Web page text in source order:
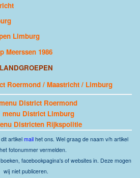
Limburg
Meerssen 1986
LANDGROEPEN
Roermond / Maastricht / Limburg
District Roermond
menu District Limburg
Districten Rijkspolitie
artikel mail het ons. Wel graag de naam v/h artikel
fotonummer vermelden.
facebookpagina's of websites in. Deze mogen
wij niet publiceren.